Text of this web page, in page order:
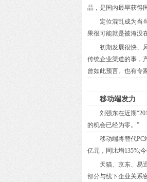
品，是国内最早获得
定位混乱成为当当
果很可能就是被淹没
初期发展很快、风
传统企业渠道的事，
曾如此预言。也有专
移动端发力
刘强东在近期
的机会已经为零。”
移动端将替代PC端
亿元，同比增135%;
天猫、京东、易迅
部分与线下企业关系